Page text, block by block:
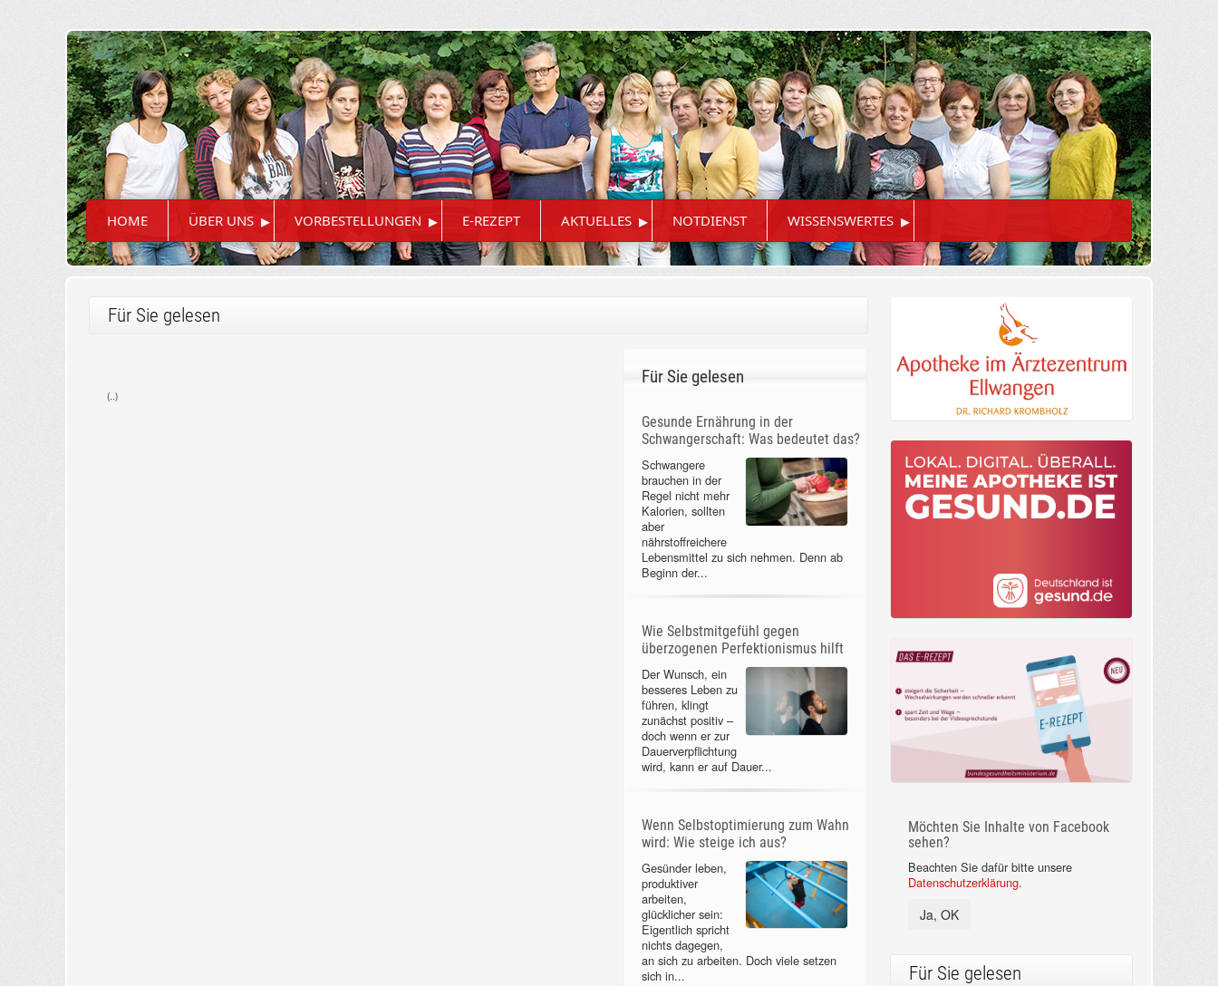
HOME ÜBER UNS ▸ VORBESTELLUNGEN ▸ E-REZEPT AKTUELLES ▸ NOTDIENST WISSENSWERTES ▸
Für Sie gelesen
(..)
Für Sie gelesen
Gesunde Ernährung in der
Schwangerschaft: Was bedeutet das?
Schwangere
brauchen in der
Regel nicht mehr
Kalorien, sollten
aber
nährstoffreichere
Lebensmittel zu sich nehmen. Denn ab
Beginn der...
Wie Selbstmitgefühl gegen
überzogenen Perfektionismus hilft
Der Wunsch, ein
besseres Leben zu
führen, klingt
zunächst positiv –
doch wenn er zur
Dauerverpflichtung
wird, kann er auf Dauer...
Wenn Selbstoptimierung zum Wahn
wird: Wie steige ich aus?
Gesünder leben,
produktiver
arbeiten,
glücklicher sein:
Eigentlich spricht
nichts dagegen,
an sich zu arbeiten. Doch viele setzen
sich in...
Möchten Sie Inhalte von Facebook
sehen?
Beachten Sie dafür bitte unsere
Datenschutzerklärung.
Ja, OK
Für Sie gelesen